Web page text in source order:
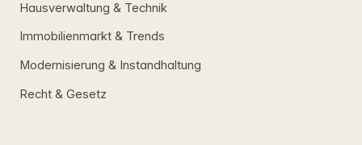
Hausverwaltung & Technik
Immobilienmarkt & Trends
Modernisierung & Instandhaltung
Recht & Gesetz